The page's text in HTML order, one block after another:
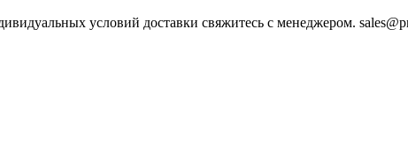
условий доставки свяжитесь с менеджером.